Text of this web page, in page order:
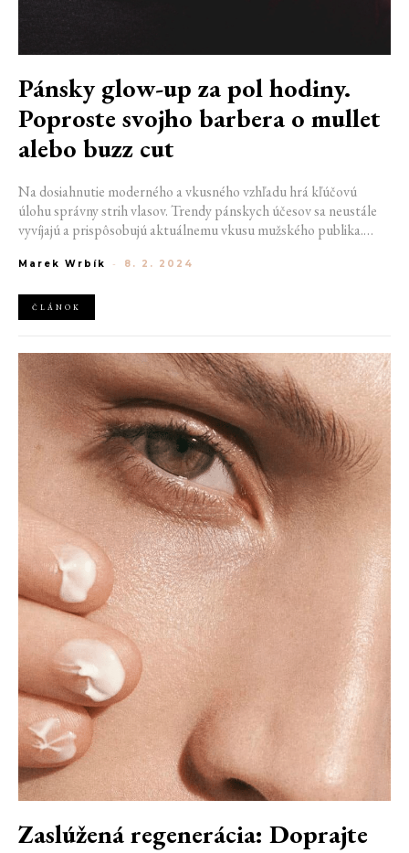
Pánsky glow-up za pol hodiny.
Poproste svojho barbera o mullet
alebo buzz cut
Na dosiahnutie moderného a vkusného vzhľadu hrá kľúčovú
úlohu správny strih vlasov. Trendy pánskych účesov sa neustále
vyvíjajú a prispôsobujú aktuálnemu vkusu mužského publika.
modern mullet. Pokiaľ stále nie ste nositeľom jedného z týchto
účes.
Marek Wrbík - 8. 2. 2024
ČLÁNOK
Zaslúžená regenerácia: Doprajte